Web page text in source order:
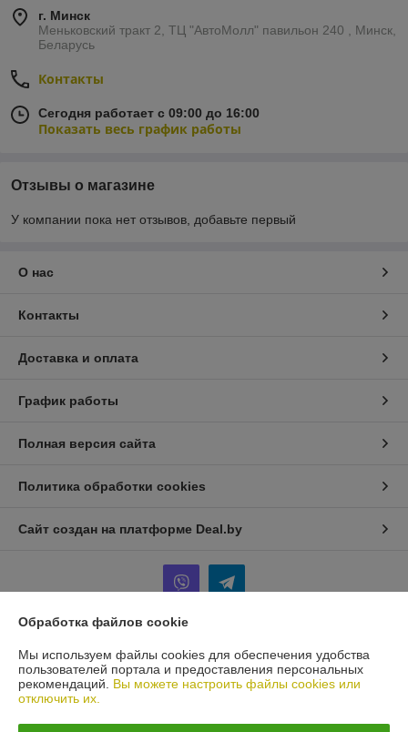
г. Минск
Меньковский тракт 2, ТЦ "АвтоМолл" павильон 240 , Минск,
Беларусь
Контакты
Сегодня работает с 09:00 до 16:00
Показать весь график работы
Отзывы о магазине
У компании пока нет отзывов, добавьте первый
О нас
Контакты
Доставка и оплата
График работы
Полная версия сайта
Политика обработки cookies
Сайт создан на платформе Deal.by
Информация для покупателя
Юридическое лицо:ИП Терещенко Игорь Анатольевич
Минск
Регистрационный номер ЕГР: 101436571
Обработка файлов cookie
Мы используем файлы cookies для обеспечения удобства
пользователей портала и предоставления персональных
рекомендаций. Вы можете настроить файлы cookies или
отключить их.